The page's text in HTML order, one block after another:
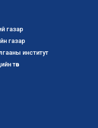
газар
газар
институт
төв